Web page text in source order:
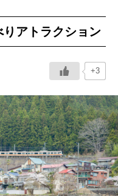
アトラクション
+3